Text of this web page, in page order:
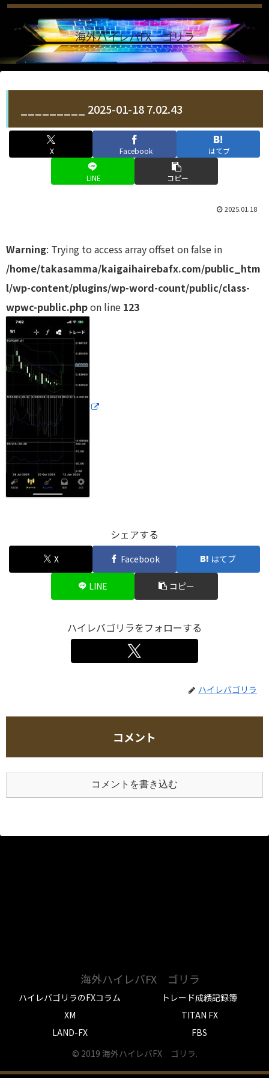
海外ハイレバFX ゴリラ
_________ 2025-01-18 7.02.43
X Facebook はてブ
LINE コピー
2025.01.18
Warning: Trying to access array offset on false in
/home/takasamma/kaigaihairebafx.com/public_htm
l/wp-content/plugins/wp-word-count/public/class-
wpwc-public.phpon line 123
シェアする
X Facebook はてブ
LINE コピー
ハイレバゴリラをフォローする
ハイレバゴリラ
コメント
コメントを書き込む
海外ハイレバFX ゴリラ
ハイレバゴリラのFXコラム
トレード成績記録簿
XM
TITAN FX
LAND-FX
FBS
© 2019 海外ハイレバFX ゴリラ.